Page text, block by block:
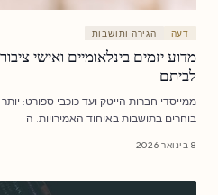
דעה הגירה ותושבות
מדוע יזמים בינלאומיים ואישי
לביתם
ממייסדי חברות הייטק ועד כוכבי ספורט:
בוחרים בתושבות באיחוד האמירויות. ה
8 בינואר 2026